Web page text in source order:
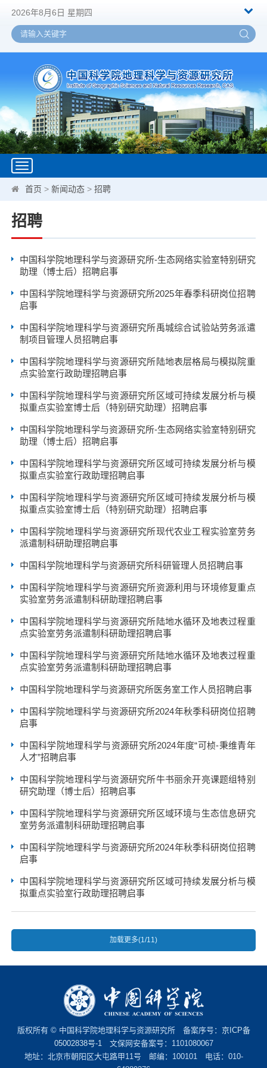
2026年8月6日 星期四
Toggle
navigation
首页 >新闻动态 >招聘
招聘
中国科学院地理科学与资源研究所-生态网络实验室特别研究
助理（博士后）招聘启事
中国科学院地理科学与资源研究所2025年春季科研岗位招聘
启事
中国科学院地理科学与资源研究所禹城综合试验站劳务派遣
制项目管理人员招聘启事
中国科学院地理科学与资源研究所陆地表层格局与模拟院重
点实验室行政助理招聘启事
中国科学院地理科学与资源研究所区域可持续发展分析与模
拟重点实验室博士后（特别研究助理）招聘启事
中国科学院地理科学与资源研究所-生态网络实验室特别研究
助理（博士后）招聘启事
中国科学院地理科学与资源研究所区域可持续发展分析与模
拟重点实验室行政助理招聘启事
中国科学院地理科学与资源研究所区域可持续发展分析与模
拟重点实验室博士后（特别研究助理）招聘启事
中国科学院地理科学与资源研究所现代农业工程实验室劳务
派遣制科研助理招聘启事
中国科学院地理科学与资源研究所科研管理人员招聘启事
中国科学院地理科学与资源研究所资源利用与环境修复重点
实验室劳务派遣制科研助理招聘启事
中国科学院地理科学与资源研究所陆地水循环及地表过程重
点实验室劳务派遣制科研助理招聘启事
中国科学院地理科学与资源研究所陆地水循环及地表过程重
点实验室劳务派遣制科研助理招聘启事
中国科学院地理科学与资源研究所医务室工作人员招聘启事
中国科学院地理科学与资源研究所2024年秋季科研岗位招聘
启事
中国科学院地理科学与资源研究所2024年度“可桢-秉维青年
人才”招聘启事
中国科学院地理科学与资源研究所牛书丽余开亮课题组特别
研究助理（博士后）招聘启事
中国科学院地理科学与资源研究所区域环境与生态信息研究
室劳务派遣制科研助理招聘启事
中国科学院地理科学与资源研究所2024年秋季科研岗位招聘
启事
中国科学院地理科学与资源研究所区域可持续发展分析与模
拟重点实验室行政助理招聘启事
加载更多(1/11)
版权所有 © 中国科学院地理科学与资源研究所 备案序号： 京ICP备
05002838号-1文保网安备案号：1101080067
地址：北京市朝阳区大屯路甲11号 邮编：100101 电话：010-